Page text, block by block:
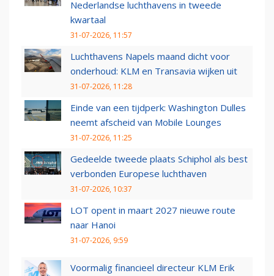
Nederlandse luchthavens in tweede
kwartaal
31-07-2026, 11:57
Luchthavens Napels maand dicht voor
onderhoud: KLM en Transavia wijken uit
31-07-2026, 11:28
Einde van een tijdperk: Washington Dulles
neemt afscheid van Mobile Lounges
31-07-2026, 11:25
Gedeelde tweede plaats Schiphol als best
verbonden Europese luchthaven
31-07-2026, 10:37
LOT opent in maart 2027 nieuwe route
naar Hanoi
31-07-2026, 9:59
Voormalig financieel directeur KLM Erik